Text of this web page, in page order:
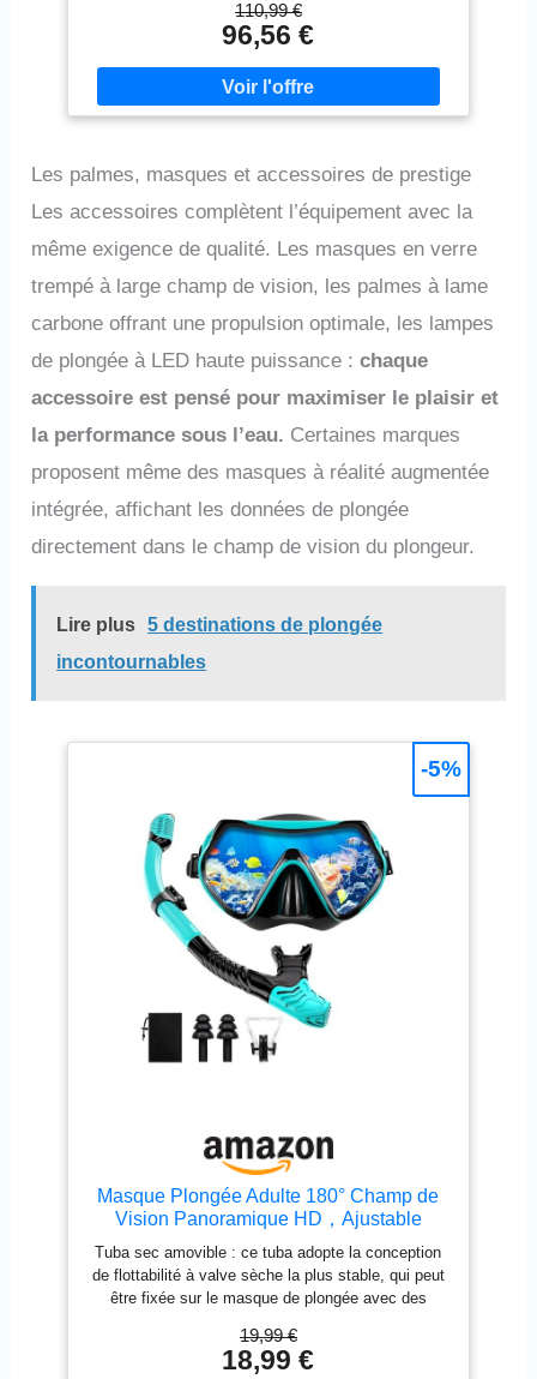
rebours. Enregistrez les sessions d’apnée jusqu’à
99 plongées. Fonctionne avec une pile CR2032
standard et est étanche jusqu’à 100 mètres de
profondeur. Écran rétroéclairé.
110,99 €
96,56 €
Les palmes, masques et accessoires de prestige
Les accessoires complètent l’équipement avec la
même exigence de qualité. Les masques en verre
trempé à large champ de vision, les palmes à lame
carbone offrant une propulsion optimale, les lampes
de plongée à LED haute puissance :chaque
accessoire est pensé pour maximiser le plaisir et
la performance sous l’eau. Certaines marques
proposent même des masques à réalité augmentée
intégrée, affichant les données de plongée
directement dans le champ de vision du plongeur.
Lire plus 5 destinations de plongée
incontournables
Masque Plongée Adulte 180° Champ de
Vision Panoramique HD，Ajustable
Masque de Plongée Adulte Professionnel
pour Adultes et Jeunes
Tuba sec amovible : ce tuba adopte la conception
de flottabilité à valve sèche la plus stable, qui peut
être fixée sur le masque de plongée avec des
empêcher l'eau de pénétrer et la valve de vidange
située en bas permet à l'eau d'être évacuée
19,99 €
18,99 €
-5%